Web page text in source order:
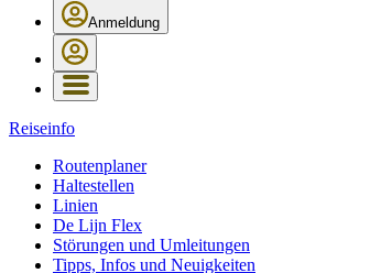
Anmeldung
Reiseinfo
Routenplaner
Haltestellen
Linien
De Lijn Flex
Störungen und Umleitungen
Tipps, Infos und Neuigkeiten